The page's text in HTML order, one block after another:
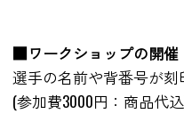
■ワークショップの開催
選手の名前や背番号が
(参加費3000円：商品代